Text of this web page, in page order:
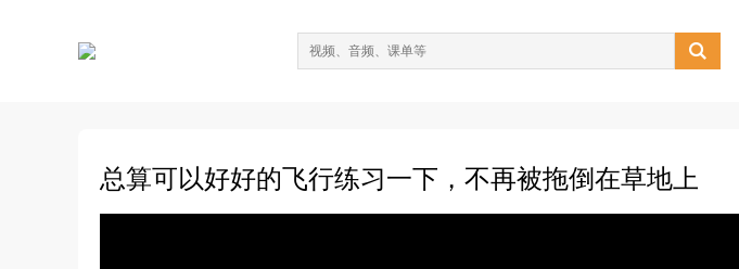

总算可以好好的飞行练习一下，不再被拖倒在草地上